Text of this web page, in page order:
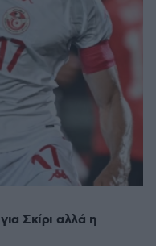
Σκίρι αλλά η